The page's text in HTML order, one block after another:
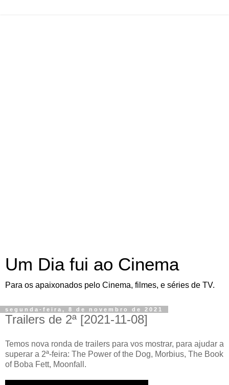
Um Dia fui ao Cinema
Para os apaixonados pelo Cinema, filmes, e séries de TV.
segunda-feira, 8 de novembro de 2021
Trailers de 2ª [2021-11-08]
Temos nova ronda de trailers para vos mostrar, para ajudar a
superar a 2ª-feira: The Power of the Dog, Morbius, The Book
of Boba Fett, Moonfall.